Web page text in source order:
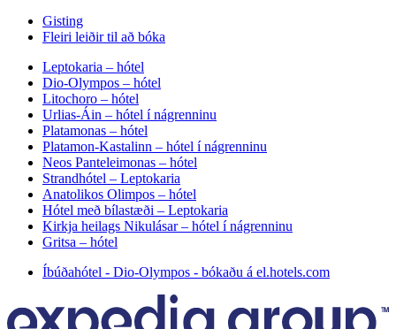
Gisting
Fleiri leiðir til að bóka
Leptokaria – hótel
Dio-Olympos – hótel
Litochoro – hótel
Urlias-Áin – hótel í nágrenninu
Platamonas – hótel
Platamon-Kastalinn – hótel í nágrenninu
Neos Panteleimonas – hótel
Strandhótel – Leptokaria
Anatolikos Olimpos – hótel
Hótel með bílastæði – Leptokaria
Kirkja heilags Nikulásar – hótel í nágrenninu
Gritsa – hótel
Íbúðahótel - Dio-Olympos - bókaðu á el.hotels.com